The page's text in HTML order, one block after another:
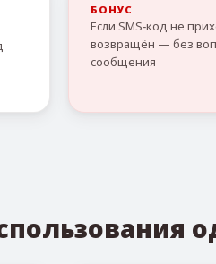
БОНУС
Если SMS‑код не
возвращён — без
сообщения